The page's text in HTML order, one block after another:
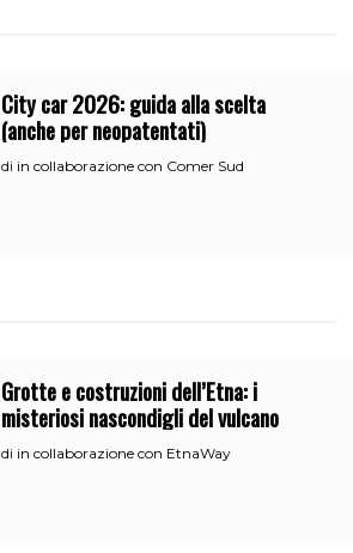
City car 2026: guida alla scelta
(anche per neopatentati)
di in collaborazione con Comer Sud
Grotte e costruzioni dell’Etna: i
misteriosi nascondigli del vulcano
di in collaborazione con EtnaWay